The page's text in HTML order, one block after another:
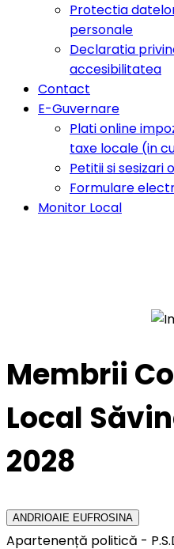
Protectia
personale
Declaratia
accesibilitatea
Contact
E-Guvernare
Plati online
taxe locale (in
Petitii si sesizari
Formulare
Monitor Local
Membrii
Local
2028
ANDRIOAIE EUFROSINA
Apartenență politică -